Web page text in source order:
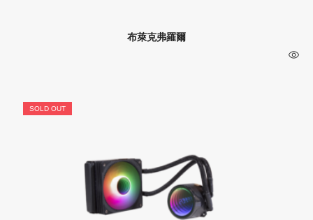
布萊克弗羅爾
SOLD OUT